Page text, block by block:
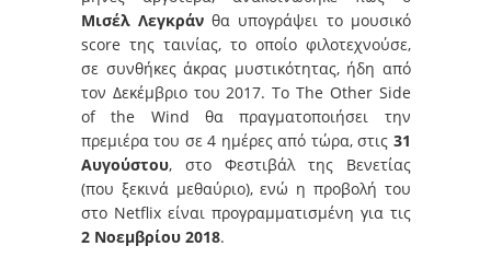
Μισέλ Λεγκράν θα υπογράψει το μουσικό
score της ταινίας, το οποίο φιλοτεχνούσε,
σε συνθήκες άκρας μυστικότητας, ήδη από
τον Δεκέμβριο του 2017. Το The Other Side
of the Wind θα πραγματοποιήσει την
πρεμιέρα του σε 4 ημέρες από τώρα, στις 31
Αυγούστου, στο Φεστιβάλ της Βενετίας
(που ξεκινά μεθαύριο), ενώ η προβολή του
στο Netflix είναι προγραμματισμένη για τις
2 Νοεμβρίου 2018.